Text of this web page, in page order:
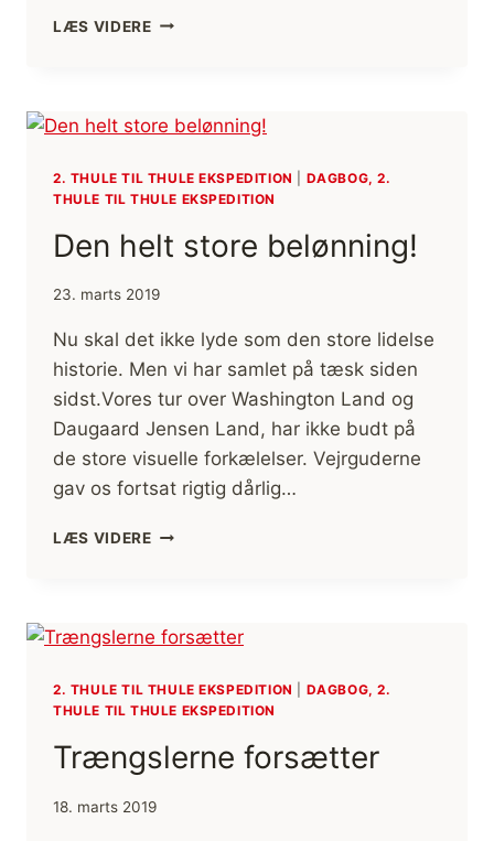
LÆS VIDEREVIND,
BAKS.
2. THULE TIL THULE EKSPEDITION
DAGBOG, 2.
THULE TIL THULE EKSPEDITION
Den helt store belønning!
23. marts 2019
Nu skal det ikke lyde som den store lidelse
historie. Men vi har samlet på tæsk siden
sidst.Vores tur over Washington Land og
Daugaard Jensen Land, har ikke budt på
de store visuelle forkælelser. Vejrguderne
gav os fortsat rigtig dårlig…
LÆS VIDEREDEN
2. THULE TIL THULE EKSPEDITION
DAGBOG, 2.
THULE TIL THULE EKSPEDITION
Trængslerne forsætter
18. marts 2019